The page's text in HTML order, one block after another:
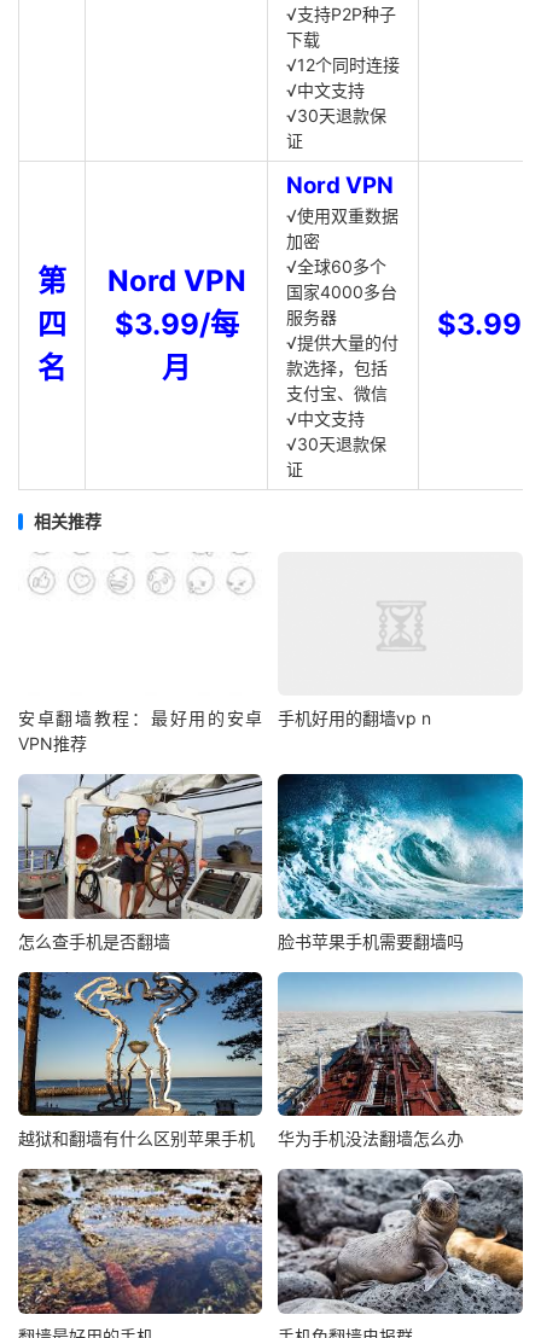
√支持P2P种子
下载
√12个同时连接
√中文支持
√30天退款保
证
第
四
名
Nord VPN
$3.99/每
月
Nord VPN
√使用双重数据
加密
√全球60多个
国家4000多台
服务器
√提供大量的付
款选择，包括
支付宝、微信
√中文支持
√30天退款保
证
$3.99
相关推荐
安卓翻墙教程：最好用的安卓
VPN推荐
手机好用的翻墙vp n
怎么查手机是否翻墙 脸书苹果手机需要翻墙吗
越狱和翻墙有什么区别苹果手机 华为手机没法翻墙怎么办